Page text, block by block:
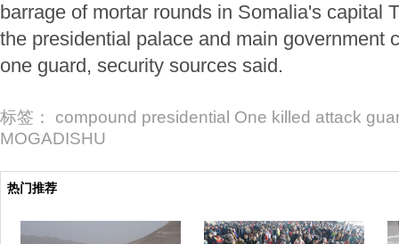
barrage of mortar rounds in Somalia's capital
the presidential palace and main government
one guard, security sources said.
标签： compound presidential One killed attack
MOGADISHU
热门推荐